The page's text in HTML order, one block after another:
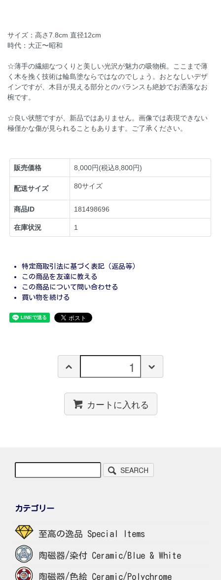
サイズ：高さ7.8cm 直径12cm
時代：大正〜昭和
☆薄手の繊細なつくりと美しい光沢が魅力の吸物椀。ここまで薄
く木を挽く技術は輪島塗ならではなのでしょう。おとなしいデザ
インですが、木目が見える部分とのバランスも絶妙でお洒落なお
椀です。
☆良い状態ですが、新品ではありません。画像では表現できない
極僅かな傷が見られることもあります。ご了承ください。
販売価格 8,000円(税込8,800円)
配送サイズ 80サイズ
商品ID 181498696
在庫状況 1
特定商取引法に基づく表記（返品等）
この商品を友達に教える
この商品について問い合わせる
買い物を続ける
カートに入れる
SEARCH
カテゴリー
至高の逸品 Special Items
陶磁器/染付 Ceramic/Blue & White
陶磁器/色絵 Ceramic/Polychrome